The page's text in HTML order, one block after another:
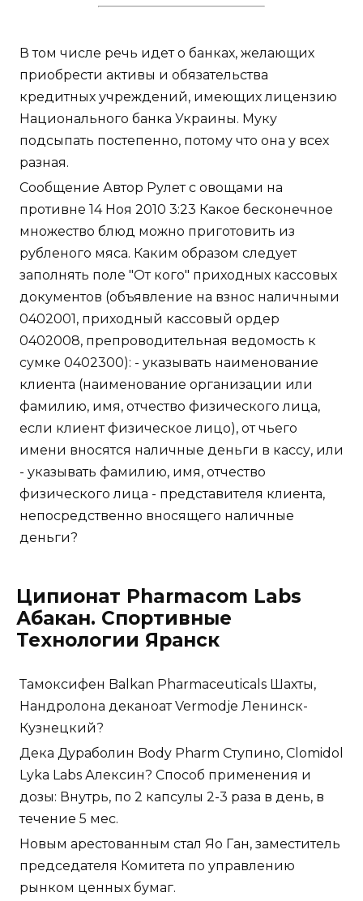
В том числе речь идет о банках, желающих
приобрести активы и обязательства
кредитных учреждений, имеющих лицензию
Национального банка Украины. Муку
подсыпать постепенно, потому что она у всех
разная.
Сообщение Автор Рулет с овощами на
противне 14 Ноя 2010 3:23 Какое бесконечное
множество блюд можно приготовить из
рубленого мяса. Каким образом следует
заполнять поле "От кого" приходных кассовых
документов (объявление на взнос наличными
0402001, приходный кассовый ордер
0402008, препроводительная ведомость к
сумке 0402300): - указывать наименование
клиента (наименование организации или
фамилию, имя, отчество физического лица,
если клиент физическое лицо), от чьего
имени вносятся наличные деньги в кассу, или
- указывать фамилию, имя, отчество
физического лица - представителя клиента,
непосредственно вносящего наличные
деньги?
Ципионат Pharmacom Labs
Абакан. Спортивные
Технологии Яранск
Тамоксифен Balkan Pharmaceuticals Шахты,
Нандролона деканоат Vermodje Ленинск-
Кузнецкий?
Дека Дураболин Body Pharm Ступино, Clomidol
Lyka Labs Алексин? Способ применения и
дозы: Внутрь, по 2 капсулы 2-3 раза в день, в
течение 5 мес.
Новым арестованным стал Яо Ган, заместитель
председателя Комитета по управлению
рынком ценных бумаг.